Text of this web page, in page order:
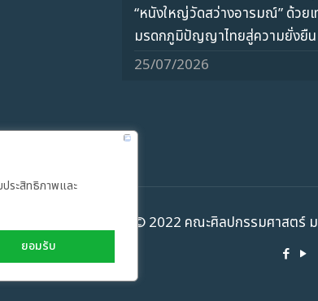
ระสิทธิภาพและ
ยอมรับ
“หนังใหญ่วัดสว่างอารมณ์” ด้วย
มรดกภูมิปัญญาไทยสู่ความยั่งยืน
25/07/2026
Copyright ©️ 2022 คณะศิลปกรรมศาสตร์